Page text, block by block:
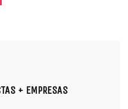
+ EMPRESAS